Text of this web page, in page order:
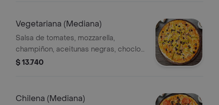
Vegetariana (Mediana)
Salsa de tomates, mozzarella,
champiñon, aceitunas negras, choclo
y espárragos
$ 13.740
Chilena (Mediana)